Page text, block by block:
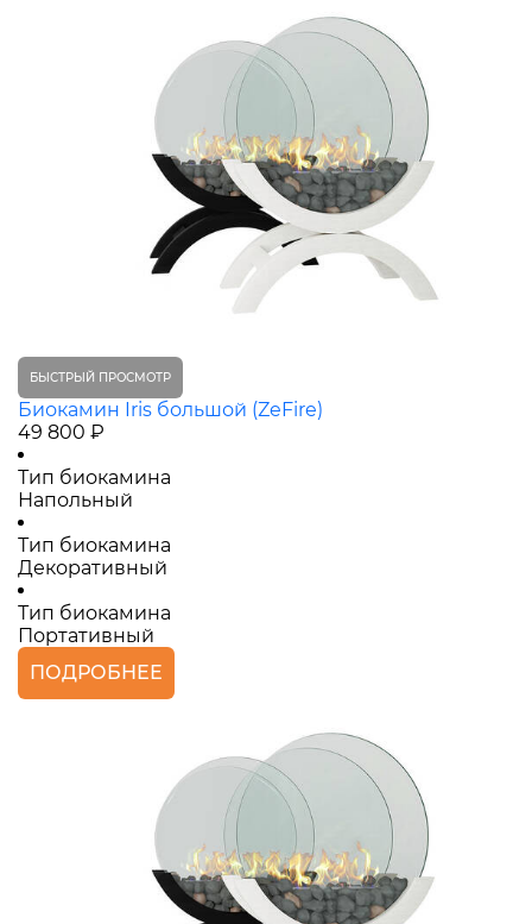
БЫСТРЫЙ ПРОСМОТР
Биокамин Iris большой (ZeFire)
49 800 ₽
Тип биокамина
Напольный
Тип биокамина
Декоративный
Тип биокамина
Портативный
ПОДРОБНЕЕ